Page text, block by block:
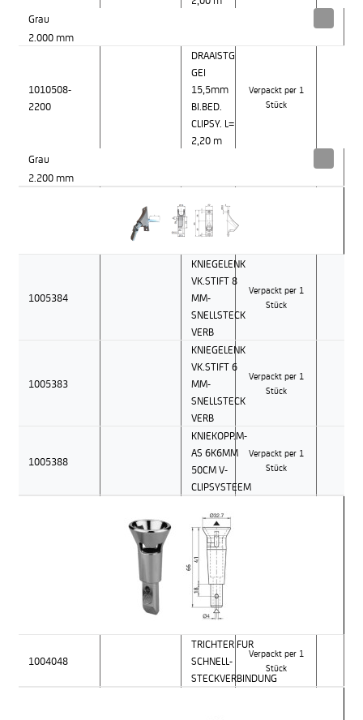
Grau
2.000 mm
1010508-
2200
DRAAISTG
GEI
15,5mm
BI.BED.
CLIPSY. L=
2,20 m
Verpackt per 1
Stück
Grau
2.200 mm
1005384
KNIEGELENK
VK.STIFT 8
MM-
SNELLSTECK
VERB
Verpackt per 1
Stück
1005383
KNIEGELENK
VK.STIFT 6
MM-
SNELLSTECK
VERB
Verpackt per 1
Stück
1005388
KNIEKOPP.M-
AS 6K6MM
50CM V-
CLIPSYSTEEM
Verpackt per 1
Stück
1004048
TRICHTER FUR
SCHNELL-
STECKVERBINDUNG
Verpackt per 1
Stück